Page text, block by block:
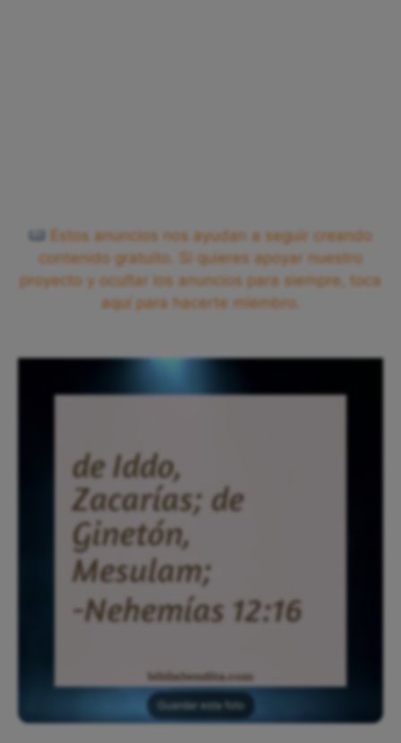
Estos anuncios nos ayudan a seguir creando
contenido gratuito. Si quieres apoyar nuestro
proyecto y ocultar los anuncios para siempre, toca
aquí para hacerte miembro.
Guardar esta foto